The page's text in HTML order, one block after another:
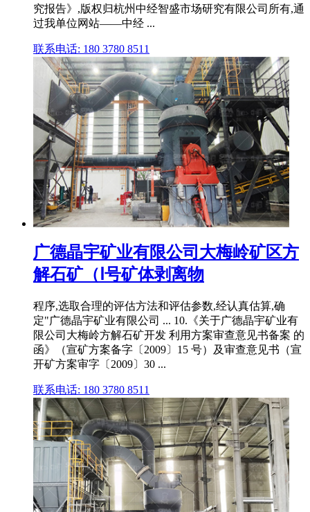
究报告》,版权归杭州中经智盛市场研究有限公司所有,通
过我单位网站——中经 ...
联系电话: 180 3780 8511
广德晶宇矿业有限公司大梅岭矿区方
解石矿（Ⅰ号矿体剥离物
程序,选取合理的评估方法和评估参数,经认真估算,确
定"广德晶宇矿业有限公司 ... 10.《关于广德晶宇矿业有
限公司大梅岭方解石矿开发 利用方案审查意见书备案 的
函》（宣矿方案备字〔2009〕15 号）及审查意见书（宣
开矿方案审字〔2009〕30 ...
联系电话: 180 3780 8511